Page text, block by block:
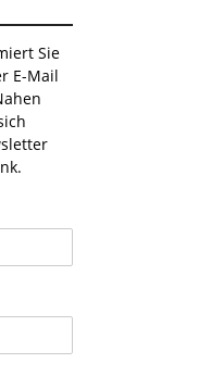
Sie
E-Mail